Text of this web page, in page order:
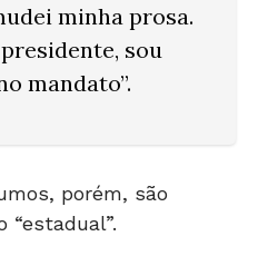
minha prosa.
sou
mandato”.
porém, são